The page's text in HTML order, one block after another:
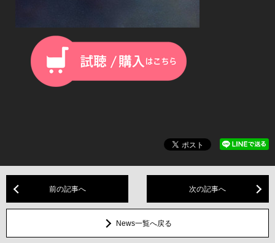
前の記事へ 次の記事へ
News一覧へ戻る